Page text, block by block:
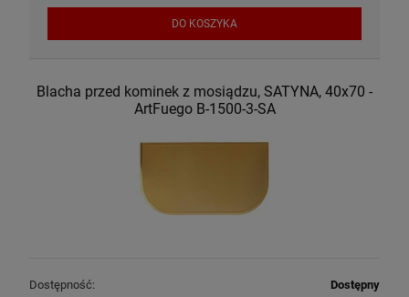
DO KOSZYKA
Blacha przed kominek z mosiądzu, SATYNA, 40x70 -
ArtFuego B-1500-3-SA
Dostępność:
Dostępny